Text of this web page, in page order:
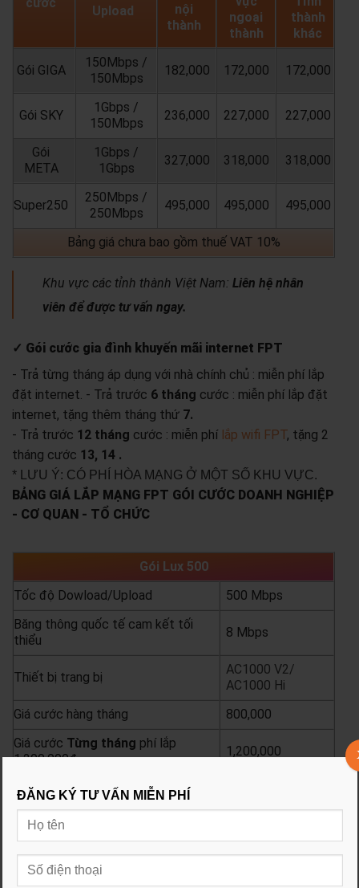
cước
Upload
nội
thành
ngoại
thành
thành
khác
Gói GIGA
150Mbps /
150Mbps
182,000 172,000 172,000
Gói SKY
1Gbps /
150Mbps
236,000 227,000 227,000
Gói
META
1Gbps /
1Gbps
327,000 318,000 318,000
Super250
250Mbps /
250Mbps
495,000 495,000 495,000
Bảng giá chưa bao gồm thuế VAT 10%
Khu vực các tỉnh thành Việt Nam: Liên hệ nhân
viên để được tư vấn ngay.
✓ Gói cước gia đình khuyến mãi internet FPT
- Trả từng tháng áp dụng với nhà chính chủ : miễn phí lắp
đặt internet. - Trả trước 6 tháng cước : miễn phí lắp đặt
internet, tặng thêm tháng thứ 7.
- Trả trước 12 tháng cước : miễn phí lắp wifi FPT, tặng 2
tháng cước 13, 14 .
* LƯU Ý: CÓ PHÍ HÒA MẠNG Ở MỘT SỐ KHU VỰC.
BẢNG GIÁ LẮP MẠNG FPT GÓI CƯỚC DOANH NGHIỆP
- CƠ QUAN - TỔ CHỨC
Gói Lux 500
Tốc độ Dowload/Upload
500 Mbps
Băng thông quốc tế cam kết tối
thiểu
8 Mbps
Thiết bị trang bị
AC1000 V2/
AC1000 Hi
Giá cước hàng tháng
800,000
Giá cước Từng tháng phí lắp
1,200,000đ
1,200,000
Giá cước6 tháng tặng 1phí lắp
900,000đ
Giá cước
6,600,000
yêu cầu báo giá
ĐĂNG KÝ TƯ VẤN MIỄN PHÍ